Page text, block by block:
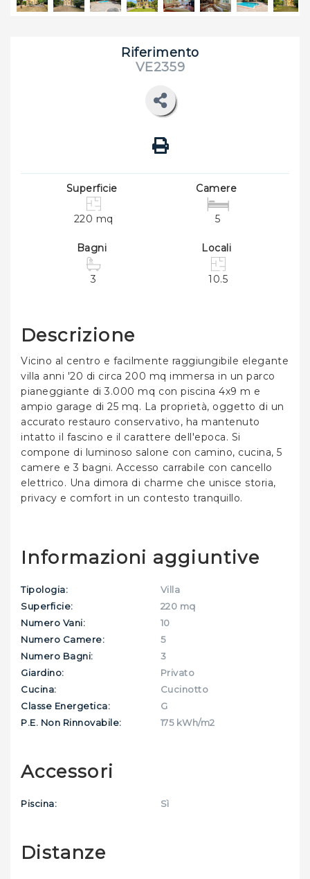
Riferimento
VE2359
Superficie
220 mq
Camere
5
Bagni
3
Locali
10.5
Descrizione
Vicino al centro e facilmente raggiungibile elegante
villa anni '20 di circa 200 mq immersa in un parco
pianeggiante di 3.000 mq con piscina 4x9 m e
ampio garage di 25 mq. La proprietà, oggetto di un
accurato restauro conservativo, ha mantenuto
intatto il fascino e il carattere dell'epoca. Si
compone di luminoso salone con camino, cucina, 5
camere e 3 bagni. Accesso carrabile con cancello
elettrico. Una dimora di charme che unisce storia,
privacy e comfort in un contesto tranquillo.
Informazioni aggiuntive
Tipologia:
Villa
Superficie:
220 mq
Numero Vani:
10
Numero Camere:
5
Numero Bagni:
3
Giardino:
Privato
Cucina:
Cucinotto
Classe Energetica:
G
P.E. Non Rinnovabile:
175 kWh/m2
Accessori
Piscina: Sì
Distanze